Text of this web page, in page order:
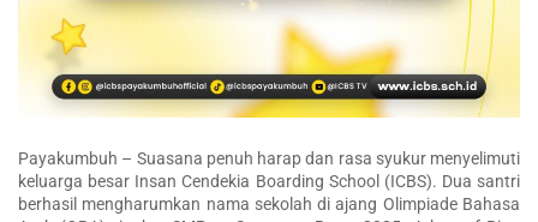
Payakumbuh – Suasana penuh harap dan rasa syukur menyelimuti
keluarga besar Insan Cendekia Boarding School (ICBS). Dua santri
berhasil mengharumkan nama sekolah di ajang Olimpiade Bahasa